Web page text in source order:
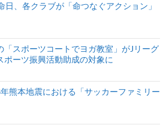
、各クラブが「命つなぐアクション」
「スポーツコートでヨガ教室」がJリーグ
ーツ振興活動助成の対象に
熊本地震における「サッカーファミリー